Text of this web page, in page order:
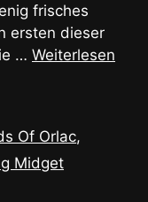
frisches
ersten dieser
… Weiterlesen
Of Orlac,
Midget